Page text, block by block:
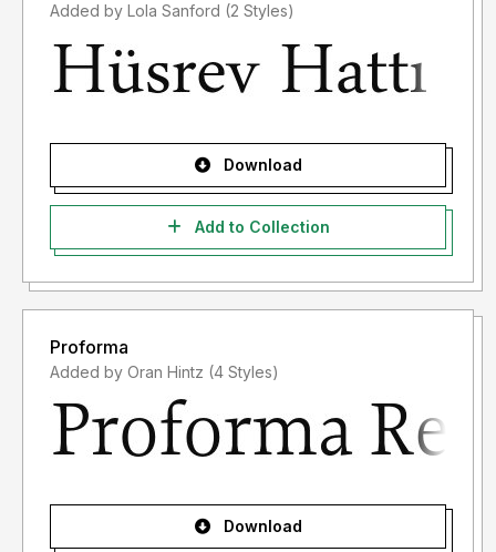
Added by Lola Sanford (2 Styles)
Download
Add to Collection
Proforma
Added by Oran Hintz (4 Styles)
Download